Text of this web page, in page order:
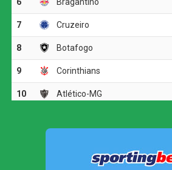
voltou a ameaçar aos 20 minutos.
a bola no meio-campo e acionou
dominou, girou diante da marcação
potência da entrada da área,
outra grande intervenção.
Com expulsão polêmica,
Dois minutos mais tarde, Yuri Alberto
lançamento de Allan, invadiu a área,